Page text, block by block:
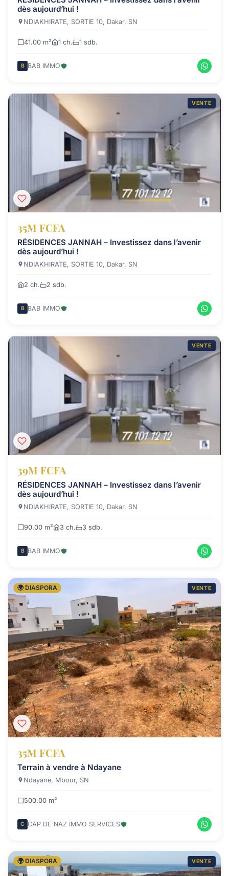
dès aujourd’hui !
NDIAKHIRATE, SORTIE 10, Dakar, SN
41.00 m² 1 ch. 1 sdb.
B BAB IMMO
VENTE
35M FCFA
RÉSIDENCES JANNAH – Investissez dans l’avenir
dès aujourd’hui !
NDIAKHIRATE, SORTIE 10, Dakar, SN
2 ch. 2 sdb.
B BAB IMMO
VENTE
39M FCFA
RÉSIDENCES JANNAH – Investissez dans l’avenir
dès aujourd’hui !
NDIAKHIRATE, SORTIE 10, Dakar, SN
90.00 m² 3 ch. 3 sdb.
B BAB IMMO
🌍 DIASPORA VENTE
35M FCFA
Terrain à vendre à Ndayane
Ndayane, Mbour, SN
500.00 m²
C CAP DE NAZ IMMO SERVICES
🌍 DIASPORA VENTE